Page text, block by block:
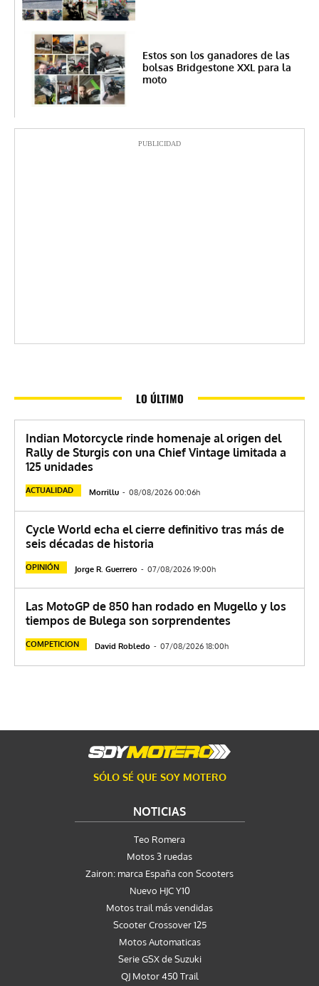
Estos son los ganadores de las
bolsas Bridgestone XXL para la
moto
PUBLICIDAD
LO ÚLTIMO
Indian Motorcycle rinde homenaje al origen del
Rally de Sturgis con una Chief Vintage limitada a
125 unidades
ACTUALIDAD Morrillu - 08/08/2026 00:06h
Cycle World echa el cierre definitivo tras más de
seis décadas de historia
OPINIÓN Jorge R. Guerrero - 07/08/2026 19:00h
Las MotoGP de 850 han rodado en Mugello y los
tiempos de Bulega son sorprendentes
COMPETICION David Robledo - 07/08/2026 18:00h
SÓLO SÉ QUE SOY MOTERO
NOTICIAS
Teo Romera
Motos 3 ruedas
Zairon: marca España con Scooters
Nuevo HJC Y10
Motos trail más vendidas
Scooter Crossover 125
Motos Automaticas
Serie GSX de Suzuki
QJ Motor 450 Trail